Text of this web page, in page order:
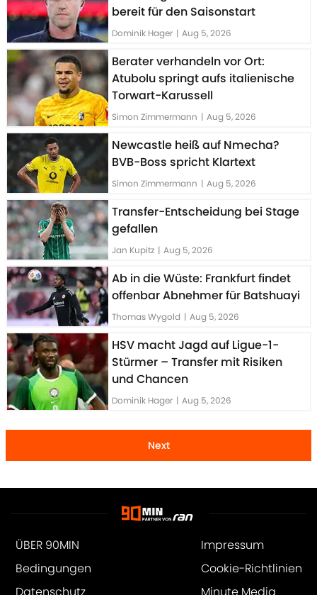
bereit für den Saisonstart
Dominik Hager | Aug 5, 2026
Berater verhandeln vor Ort:
Atubolu springt aufs italienische
Torwart-Karussell
Simon Zimmermann | Aug 5, 2026
Newcastle heiß auf Nmecha?
BVB-Boss spricht Klartext
Simon Zimmermann | Aug 5, 2026
Transfer-Entscheidung bei Stage
gefallen
Jan Kupitz | Aug 5, 2026
Ab in die Wüste: Frankfurt findet
offenbar Abnehmer für Batshuayi
Thomas Wygold | Aug 5, 2026
HSV macht Jagd auf Ligue-1-
Stürmer – Transfer mit Risiken
und Chancen
Dominik Hager | Aug 5, 2026
Next
ÜBER 90MIN
Impressum
Bedingungen
Cookie-Richtlinien
Datenschutz
Minute Media